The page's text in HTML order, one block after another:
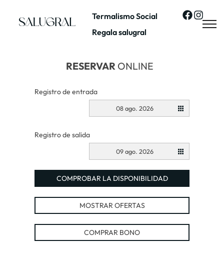
Termalismo Social
Regala salugral
RESERVARONLINE
Registro de entrada
08 ago. 2026
Registro de salida
09 ago. 2026
COMPROBAR LA DISPONIBILIDAD
MOSTRAR OFERTAS
COMPRAR BONO